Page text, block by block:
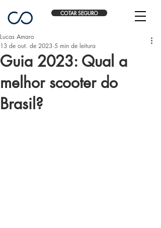
COTAR SEGURO
Guia 2023: Qual a
melhor scooter do
Brasil?
Lucas Amaro
13 de out. de 2023 5 min de leitura